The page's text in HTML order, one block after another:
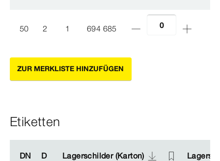
50 2 1 694 685
ZUR MERKLISTE HINZUFÜGEN
Etiketten
DN D Lagerschilder (Karton)
DN D Lagerschilder (Karton)